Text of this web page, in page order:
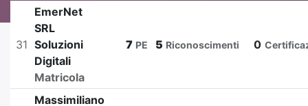
31
EmerNet
SRL
Soluzioni
Digitali
Matricola
7 PE 5 Riconoscimenti 0
Massimiliano